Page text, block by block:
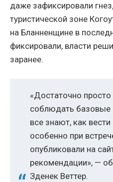
даже зафиксировали
туристической зоне
на Бланненщине в
фиксировали, власти
заранее.
«Достаточно
соблюдать базовые
все знают, как
особенно при
опубликовали на
рекомендации», —
Зденек Веттер.